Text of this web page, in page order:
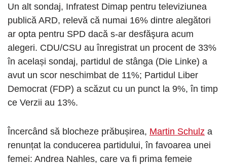
Un alt sondaj, Infratest Dimap pentru televiziunea
publică ARD, relevă că numai 16% dintre alegători
ar opta pentru SPD dacă s-ar desfăşura acum
alegeri. CDU/CSU au înregistrat un procent de 33%
în același sondaj, partidul de stânga (Die Linke) a
avut un scor neschimbat de 11%; Partidul Liber
Democrat (FDP) a scăzut cu un punct la 9%, în timp
ce Verzii au 13%.
Încercând să blocheze prăbușirea, Martin Schulz a
renunțat la conducerea partidului, în favoarea unei
femei: Andrea Nahles, care va fi prima femeie